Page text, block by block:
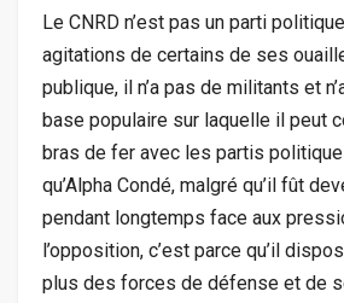
Le CNRD n’est pas un parti
agitations de certains de ses
publique, il n’a pas de militants et
base populaire sur laquelle il peut
bras de fer avec les partis
qu’Alpha Condé, malgré qu’il fût
pendant longtemps face aux
l’opposition, c’est parce qu’il
plus des forces de défense et de